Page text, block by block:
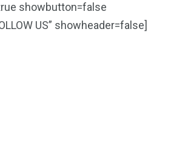
showbutton=false
US” showheader=false]